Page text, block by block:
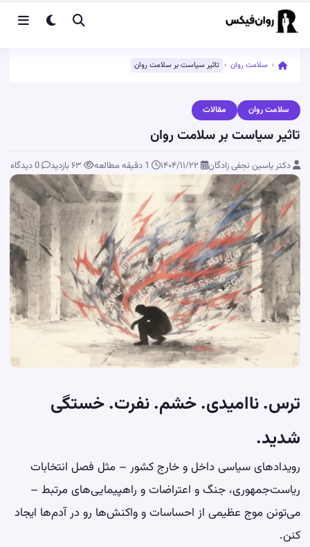
› سلامت روان › تاثیر سیاست بر سلامت روان
سلامت روان مقالات
تاثیر سیاست بر سلامت روان
دکتر یاسین نجفی زادگان ۶۳بازدید
ترس. ناامیدی. خشم. نفرت. خستگی
شدید.
رویدادهای سیاسی داخل و خارج کشور – مثل فصل انتخابات
ریاست‌جمهوری، جنگ و اعتراضات و راهپیمایی‌های مرتبط –
می‌تونن موج عظیمی از احساسات و واکنش‌ها رو در آدم‌ها ایجاد
کنن.